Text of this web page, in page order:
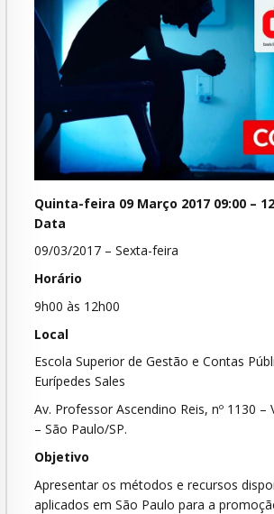
Quinta-feira 09 Março 2017 09:00 –
Data
09/03/2017 – Sexta-feira
Horário
9h00 às 12h00
Local
Escola Superior de Gestão e Contas
Eurípedes Sales
Av. Professor Ascendino Reis, nº 1130 –
– São Paulo/SP.
Objetivo
Apresentar os métodos e recursos
aplicados em São Paulo para a